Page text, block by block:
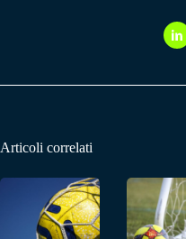
Articoli correlati